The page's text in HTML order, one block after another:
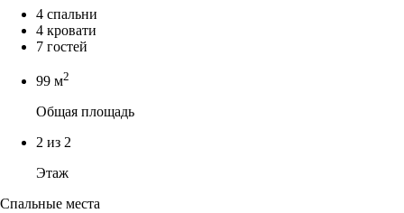
4 спальни
4 кровати
7 гостей
99 м2
Общая площадь
2 из 2
Этаж
Спальные места